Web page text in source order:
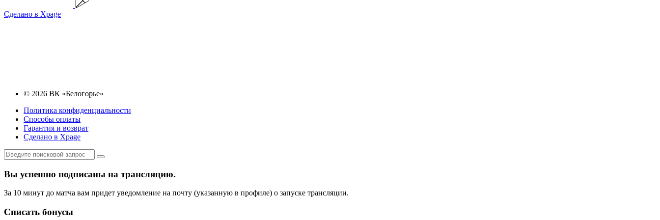
Сделано в Xpage
© 2026 ВК «Белогорье»
Политика конфиденциальности
Способы оплаты
Гарантия и возврат
Сделано в Xpage
Вы успешно подписаны на трансляцию.
За 10 минут до матча вам придет уведомление на почту (указанную в профиле) о запуске трансляции.
Списать бонусы